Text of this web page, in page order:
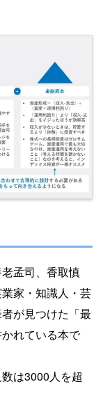
孟司、香取慎
家・知識人・芸
が見つけた「最
れている本で
は3000人を超